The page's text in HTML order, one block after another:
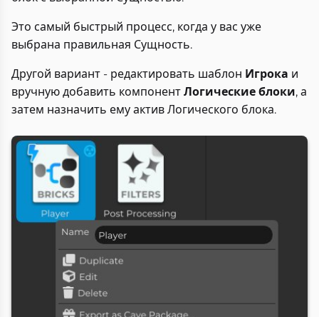
Это самый быстрый процесс, когда у вас уже
выбрана правильная Сущность.
Другой вариант - редактировать шаблон Игрока и
вручную добавить компонент Логические блоки, а
затем назначить ему актив Логического блока.